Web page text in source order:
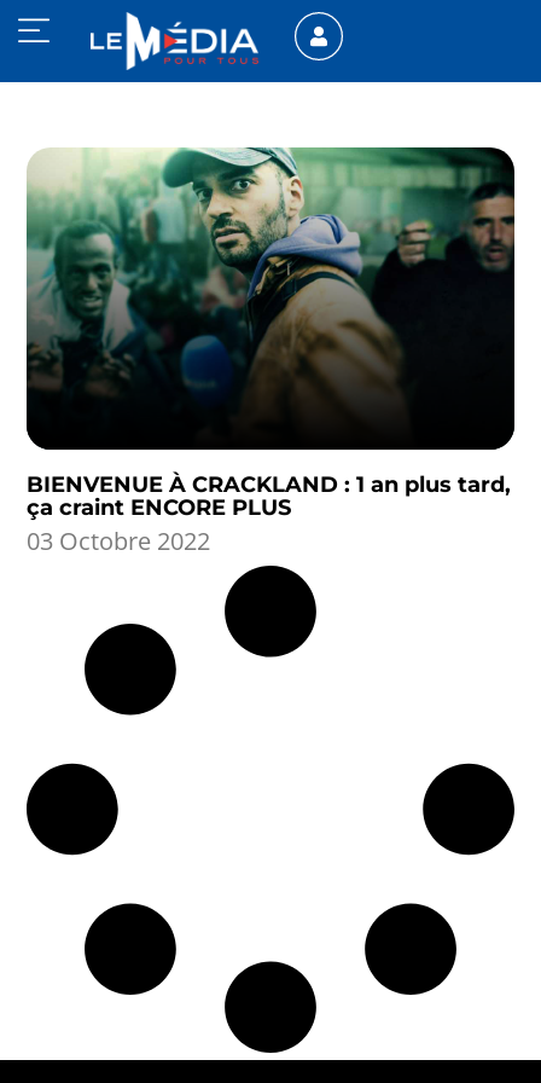
BIENVENUE À CRACKLAND : 1 an plus tard,
ça craint ENCORE PLUS
03 Octobre 2022